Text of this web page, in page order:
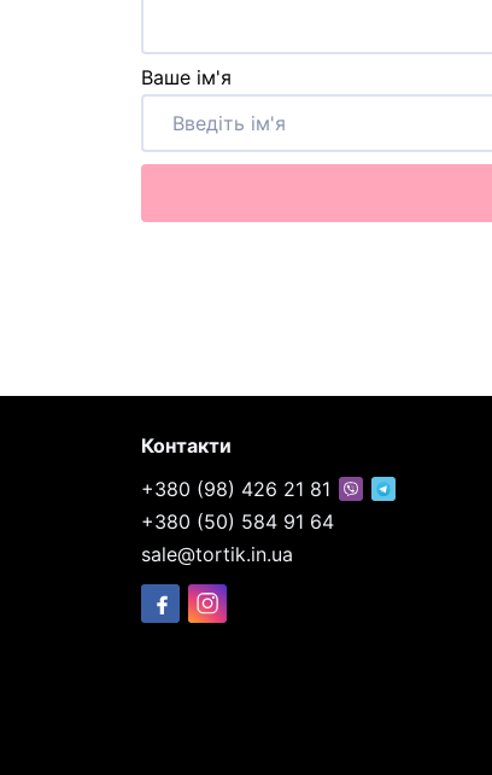
Ваше ім'я
Контакти
+380 (98) 426 21 81
+380 (50) 584 91 64
sale@tortik.in.ua